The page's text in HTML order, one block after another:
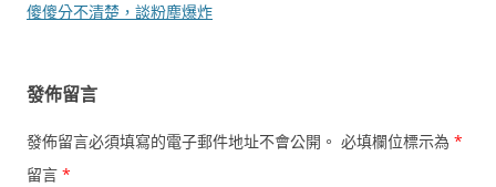
章
傻傻分不清楚，談粉塵爆炸
發佈留言
發佈留言必須填寫的電子郵件地址不會公開。 必填欄位標示為 *
留言 *